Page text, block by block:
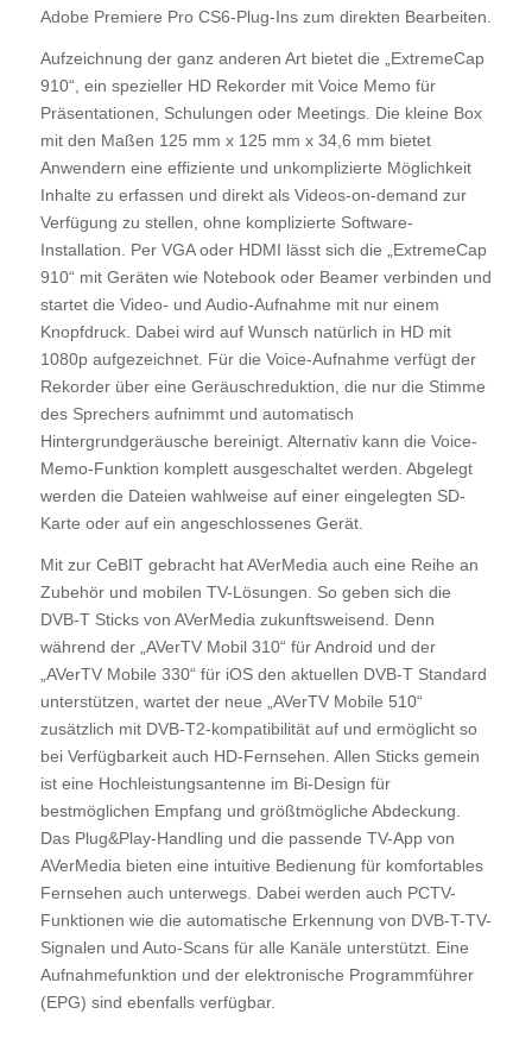
Adobe Premiere Pro CS6-Plug-Ins zum direkten Bearbeiten.
Aufzeichnung der ganz anderen Art bietet die „ExtremeCap
910“, ein spezieller HD Rekorder mit Voice Memo für
Präsentationen, Schulungen oder Meetings. Die kleine Box
mit den Maßen 125 mm x 125 mm x 34,6 mm bietet
Anwendern eine effiziente und unkomplizierte Möglichkeit
Inhalte zu erfassen und direkt als Videos-on-demand zur
Verfügung zu stellen, ohne komplizierte Software-
Installation. Per VGA oder HDMI lässt sich die „ExtremeCap
910“ mit Geräten wie Notebook oder Beamer verbinden und
startet die Video- und Audio-Aufnahme mit nur einem
Knopfdruck. Dabei wird auf Wunsch natürlich in HD mit
1080p aufgezeichnet. Für die Voice-Aufnahme verfügt der
Rekorder über eine Geräuschreduktion, die nur die Stimme
des Sprechers aufnimmt und automatisch
Hintergrundgeräusche bereinigt. Alternativ kann die Voice-
Memo-Funktion komplett ausgeschaltet werden. Abgelegt
werden die Dateien wahlweise auf einer eingelegten SD-
Karte oder auf ein angeschlossenes Gerät.
Mit zur CeBIT gebracht hat AVerMedia auch eine Reihe an
Zubehör und mobilen TV-Lösungen. So geben sich die
DVB-T Sticks von AVerMedia zukunftsweisend. Denn
während der „AVerTV Mobil 310“ für Android und der
„AVerTV Mobile 330“ für iOS den aktuellen DVB-T Standard
unterstützen, wartet der neue „AVerTV Mobile 510“
zusätzlich mit DVB-T2-kompatibilität auf und ermöglicht so
bei Verfügbarkeit auch HD-Fernsehen. Allen Sticks gemein
ist eine Hochleistungsantenne im Bi-Design für
bestmöglichen Empfang und größtmögliche Abdeckung.
Das Plug&Play-Handling und die passende TV-App von
AVerMedia bieten eine intuitive Bedienung für komfortables
Fernsehen auch unterwegs. Dabei werden auch PCTV-
Funktionen wie die automatische Erkennung von DVB-T-TV-
Signalen und Auto-Scans für alle Kanäle unterstützt. Eine
Aufnahmefunktion und der elektronische Programmführer
(EPG) sind ebenfalls verfügbar.